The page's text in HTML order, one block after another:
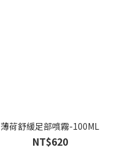
薄荷舒緩足部噴霧-100ML
NT$620